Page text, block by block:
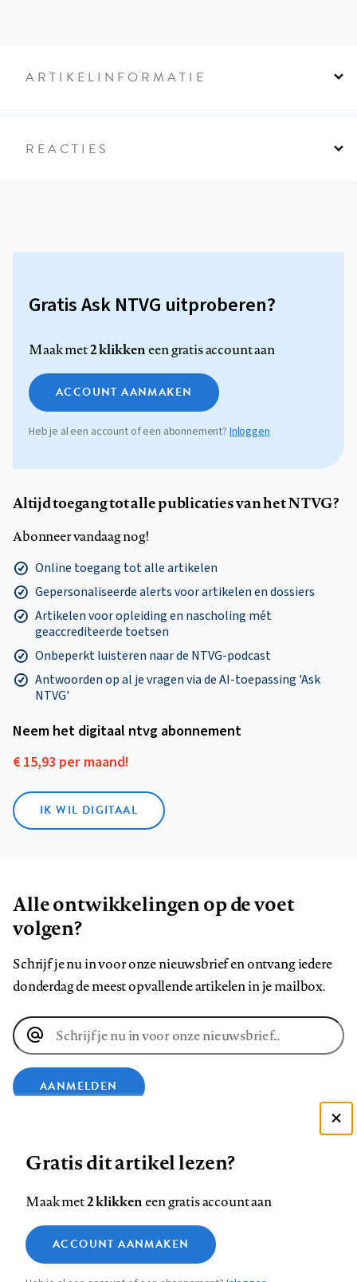
ARTIKELINFORMATIE
REACTIES
Gratis Ask NTVG uitproberen?
Maak met2 klikkeneen gratis account aan
ACCOUNT AANMAKEN
Heb je al een account of een abonnement?Inloggen
Altijd toegang tot alle publicaties van het NTVG?
Abonneer vandaag nog!
Online toegang tot alle artikelen
Gepersonaliseerde alerts voor artikelen en dossiers
Artikelen voor opleiding en nascholing mét
geaccrediteerde toetsen
Onbeperkt luisteren naar de NTVG-podcast
Antwoorden op al je vragen via de AI-toepassing 'Ask
NTVG'
Neem het digitaal ntvg abonnement
€ 15,93 per maand!
IK WIL DIGITAAL
Alle ontwikkelingen op de voet
volgen?
Schrijf je nu in voor onze nieuwsbrief en ontvang iedere
donderdag de meest opvallende artikelen in je mailbox.
E-
mailadres
AANMELDEN
op
Facebook
op
LinkedIn
op
Bluesky
ons
op
InstagramYouTube
Footer
Contact Colofon Disclaimer Privacy
Medische vragen verdienen
betrouwbare antwoorden
Zie onze cookie policy
Analytische cookies
Gratis dit artikel lezen?
Maak met2 klikkeneen gratis account aan
ACCOUNT AANMAKEN